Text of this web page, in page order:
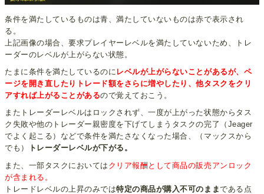
条件を満たしているものは青、満たしていないものは赤で表示され
る。
上記画像の場合、要求プレイヤーレベルを満たしていないため、トレ
ーダーのレベルが上がらない状態。
たまに条件を満たしているのに レベルが上がらないことがあるが、ペ
ージを開き直したりトレード額をさらに増やしたり、他タスクをクリ
アすれば上がることがあるので覚えておこう。
またトレーダーレベルはロックされず、一度が上がった状態からタス
ク失敗や他のトレーダー親密度を下げてしまうタスクの完了（Jeager
でよく起こる）などで条件を満たさなくなった場合、（マックスから
でも）
トレーダーレベルが下がる。
また、一部タスクにおいては クリア報酬として商品の販売アンロック
が含まれる。
トレードレベルの上昇のみでは特定の商品が購入不可のままである点